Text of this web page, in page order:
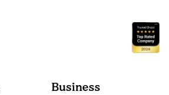
Business